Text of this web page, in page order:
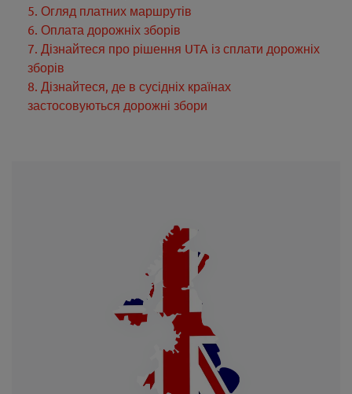
5. Огляд платних маршрутів
6. Оплата дорожніх зборів
7. Дізнайтеся про рішення UTA із сплати дорожніх
зборів
8. Дізнайтеся, де в сусідніх країнах
застосовуються дорожні збори